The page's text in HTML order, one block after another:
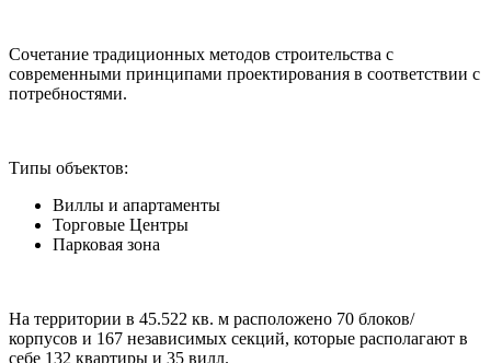
Сочетание традиционных методов строительства с
современными принципами проектирования в соответствии с
потребностями.
Типы объектов:
Виллы и апартаменты
Торговые Центры
Парковая зона
На территории в 45.522 кв. м расположено 70 блоков/
корпусов и 167 независимых секций, которые располагают в
себе 132 квартиры и 35 вилл.